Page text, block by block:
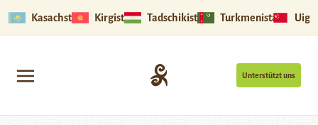
Kasachstan Kirgistan Tadschikistan Turkmenistan
Unterstützt uns